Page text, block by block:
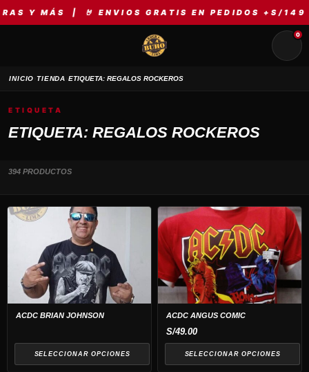
| 🤘 ENVIOS GRATIS EN PEDIDOS +S/149 | ⚡
0
INICIO›TIENDA›ETIQUETA: REGALOS ROCKEROS
ETIQUETA
ETIQUETA: REGALOS ROCKEROS
394 PRODUCTOS
ACDC BRIAN JOHNSON
SELECCIONAR OPCIONES
Este
múltiples
variantes.
Las
opciones
pueden
elegir
ACDC ANGUS COMIC
S/49.00
SELECCIONAR OPCIONES
Este
producto
tiene
múltiples
variantes.
opciones
se
pueden
elegir